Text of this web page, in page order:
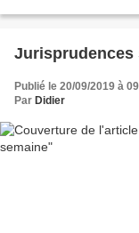
Jurisprudences
Publié le 20/09/2019 à
Par Didier